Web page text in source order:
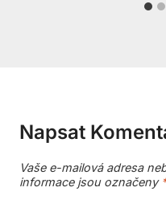
Napsat
Vaše e-mailová adresa
informace jsou označeny *